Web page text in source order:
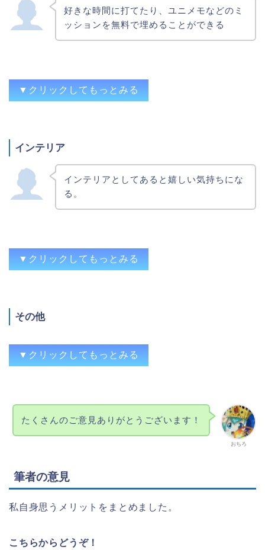
入らない）大好きな機種の高設定を、思う
存分回せるってのが1番です。
好きな台がホールから無くなる恐怖に怯え
検定切れも関係ない。
好きな時間に打てたり、ユニメモなどのミ
ッションを無料で埋めることができる
▼クリックしてもっとみる
好きな時に遊べてマイスロなどのコンテン
実践と違い財布の中身を気にせず楽しめる
点やミッション達成やプレミア達成できる
事ですかね。
いつでも好きな時に打てる、マイスロ等が
進められる
マイスロなどのミッションなんかを簡単に
マイスロ等のミッションを好きなだけ進め
らる。
好きな台を好きなだけ楽しめる 連動機能
のミッション埋めが出来る この時この押
し方をしたらどうなるのか等ホールで出来
インテリア
インテリアとしてあると嬉しい気持ちにな
る。
▼クリックしてもっとみる
る。
打たなくてもインテリアになるよ
好きな台を迎えられる。時々眺めてはにん
まりできる。
インテリア、好きな時に好きな台が好きな
てる。インテリアとしてあると嬉しい気持
ちになる。
その他
▼クリックしてもっとみる
ホッパーないので空いたスペースに物隠せ
る
インテリア、好きな時に好きな台が好きな
だけ打てる、地味に収納スペース
おちろ
たくさんのご意見ありがとうございます！
筆者の意見
私自身思うメリットをまとめました。
こちらからどうぞ！